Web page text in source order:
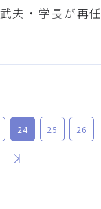
夫・学長が再任
24 25 26
最後